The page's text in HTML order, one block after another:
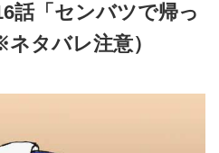
話「センバツで帰っ
タバレ注意）